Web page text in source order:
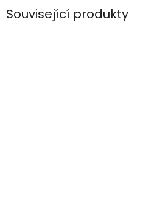
Související produkty